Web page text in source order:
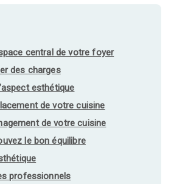
central de votre foyer
des charges
esthétique
de votre cuisine
de votre cuisine
le bon équilibre
professionnels